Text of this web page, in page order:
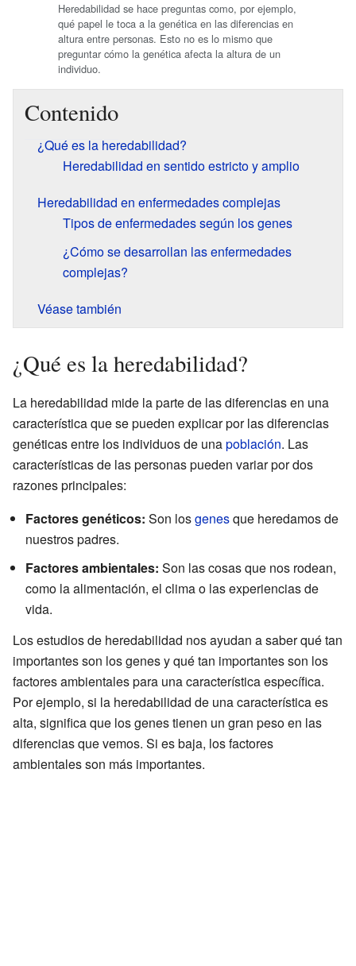
Heredabilidad se hace preguntas como, por ejemplo,
qué papel le toca a la genética en las diferencias en
altura entre personas. Esto no es lo mismo que
preguntar cómo la genética afecta la altura de un
individuo.
Contenido
¿Qué es la heredabilidad?
Heredabilidad en sentido estricto y amplio
Heredabilidad en enfermedades complejas
Tipos de enfermedades según los genes
¿Cómo se desarrollan las enfermedades
complejas?
Véase también
¿Qué es la heredabilidad?
La heredabilidad mide la parte de las diferencias en una
característica que se pueden explicar por las diferencias
genéticas entre los individuos de unapoblación. Las
características de las personas pueden variar por dos
razones principales:
Factores genéticos: Son losgenesque heredamos de
nuestros padres.
Factores ambientales: Son las cosas que nos rodean,
como la alimentación, el clima o las experiencias de
vida.
Los estudios de heredabilidad nos ayudan a saber qué tan
importantes son los genes y qué tan importantes son los
factores ambientales para una característica específica.
Por ejemplo, si la heredabilidad de una característica es
alta, significa que los genes tienen un gran peso en las
diferencias que vemos. Si es baja, los factores
ambientales son más importantes.